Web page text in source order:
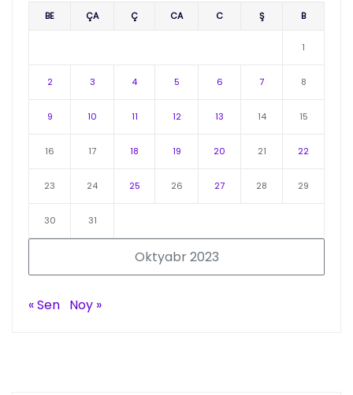
Oktyabr 2023
BE ÇA Ç CA C Ş B
1
2 3 4 5 6 7 8
9 10 11 12 13 14 15
16 17 18 19 20 21 22
23 24 25 26 27 28 29
30 31
« Sen Noy »